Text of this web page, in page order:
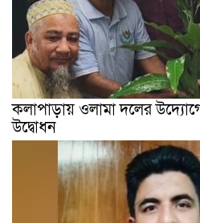
কলাপাড়ায় ওলামা দলের
উদ্বোধন